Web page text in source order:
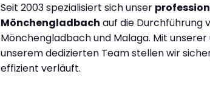
Seit 2003 spezialisiert sich unser
Mönchengladbach auf die Durchführung
Mönchengladbach und Malaga. Mit
unserem dedizierten Team stellen wir
effizient verläuft.